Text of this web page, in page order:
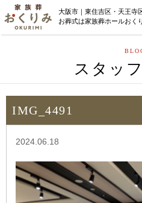
大阪市｜東住吉区・天王寺
お葬式は家族葬ホールおく
スタッ
IMG_4491
2024.06.18